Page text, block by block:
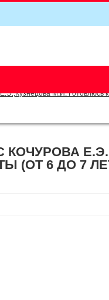
М.И. Готовлюсь
(ОТ 6 ДО 7